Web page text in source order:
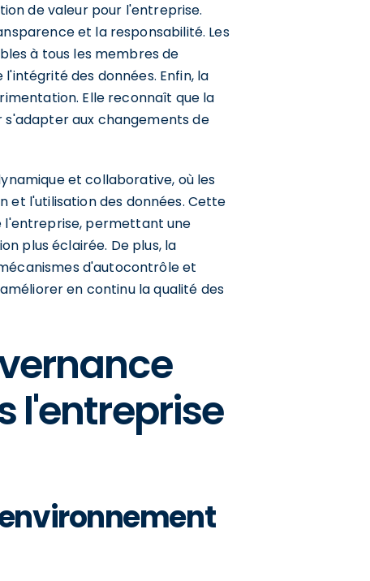
de valeur pour l'entreprise.
et la responsabilité. Les
à tous les membres de
des données. Enfin, la
Elle reconnaît que la
aux changements de
et collaborative, où les
et l'utilisation des données. Cette
l'entreprise, permettant une
plus éclairée. De plus, la
d'autocontrôle et
en continu la qualité des
l'entreprise